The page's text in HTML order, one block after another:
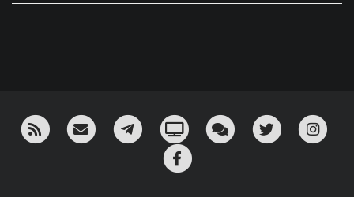
RSS ¡Mándame un email!¡Nuestro canal en Telegram!
Oink! TV Charla con nosotros
Twitter